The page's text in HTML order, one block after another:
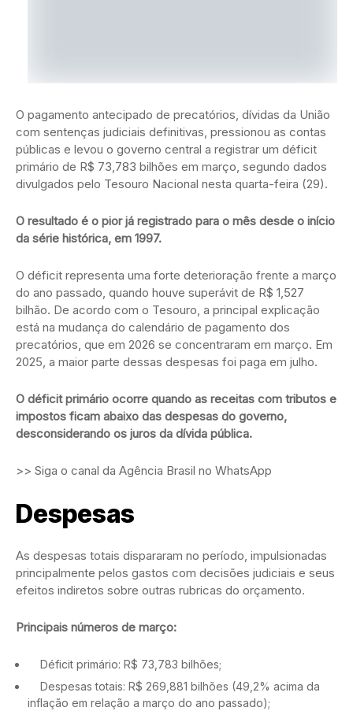
O pagamento antecipado de precatórios, dívidas da União
com sentenças judiciais definitivas, pressionou as contas
públicas e levou o governo central a registrar um déficit
primário de R$ 73,783 bilhões em março, segundo dados
divulgados pelo Tesouro Nacional nesta quarta-feira (29).
O resultado é o pior já registrado para o mês desde o início
da série histórica, em 1997.
O déficit representa uma forte deterioração frente a março
do ano passado, quando houve superávit de R$ 1,527
bilhão. De acordo com o Tesouro, a principal explicação
está na mudança do calendário de pagamento dos
precatórios, que em 2026 se concentraram em março. Em
2025, a maior parte dessas despesas foi paga em julho.
O déficit primário ocorre quando as receitas com tributos e
impostos ficam abaixo das despesas do governo,
desconsiderando os juros da dívida pública.
>> Siga o canal da Agência Brasil no WhatsApp
Despesas
As despesas totais dispararam no período, impulsionadas
principalmente pelos gastos com decisões judiciais e seus
efeitos indiretos sobre outras rubricas do orçamento.
Principais números de março:
Déficit primário: R$ 73,783 bilhões;
Despesas totais: R$ 269,881 bilhões (49,2% acima da
inflação em relação a março do ano passado);